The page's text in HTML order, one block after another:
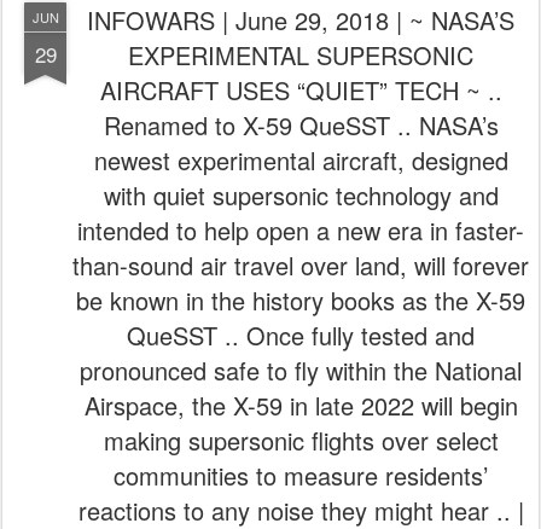
JUN
29
INFOWARS | June 29, 2018 | ~ NASA’S
EXPERIMENTAL SUPERSONIC
AIRCRAFT USES “QUIET” TECH ~ ..
Renamed to X-59 QueSST .. NASA’s
newest experimental aircraft, designed
with quiet supersonic technology and
intended to help open a new era in faster-
than-sound air travel over land, will forever
be known in the history books as the X-59
QueSST .. Once fully tested and
pronounced safe to fly within the National
Airspace, the X-59 in late 2022 will begin
making supersonic flights over select
communities to measure residents’
reactions to any noise they might hear .. |